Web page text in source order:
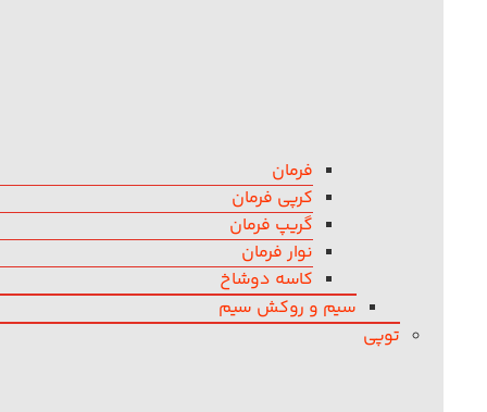
فرمان
کرپی فرمان
گریپ فرمان
نوار فرمان
کاسه دوشاخ
سیم و روکش سیم
توپی